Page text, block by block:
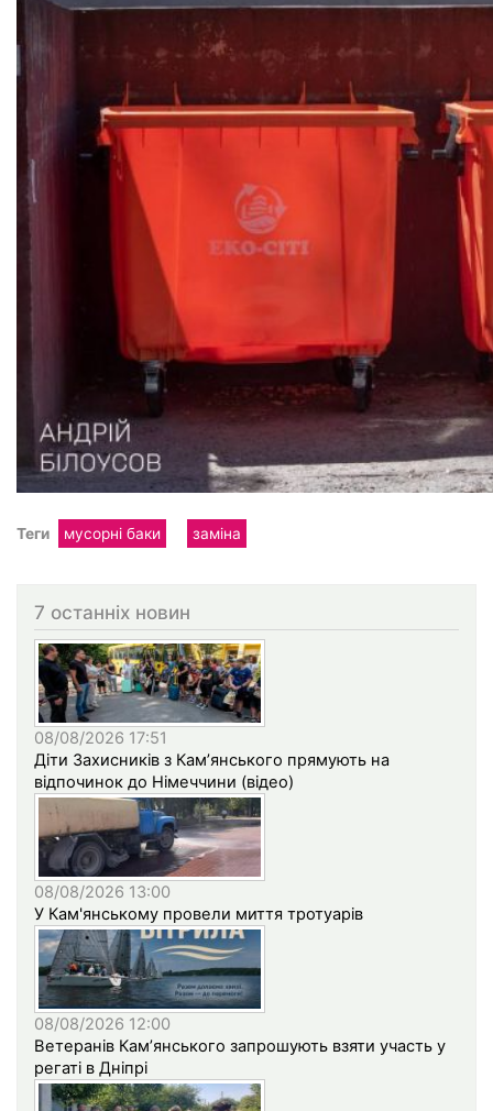
Теги мусорні баки заміна
7 останніх новин
08/08/2026 17:51
Діти Захисників з Кам’янського прямують на
відпочинок до Німеччини (відео)
08/08/2026 13:00
У Кам'янському провели миття тротуарів
08/08/2026 12:00
Ветеранів Кам’янського запрошують взяти участь у
регаті в Дніпрі